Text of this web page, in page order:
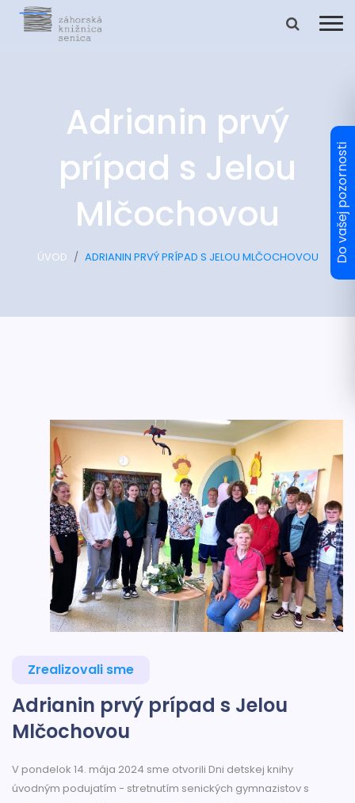
Adrianin prvý
prípad s Jelou
Mlčochovou
ÚVOD ADRIANIN PRVÝ PRÍPAD S JELOU MLČOCHOVOU
Zrealizovali sme
Adrianin prvý prípad s Jelou
Mlčochovou
V pondelok 14. mája 2024 sme otvorili Dni detskej knihy
úvodným podujatím - stretnutím senických gymnazistov s